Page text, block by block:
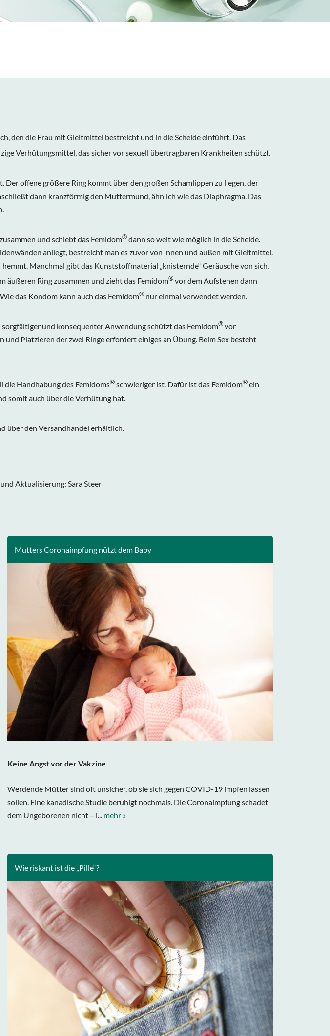
den die Frau mit Gleitmittel bestreicht und in die Scheide einführt. Das
Verhütungsmittel, das sicher vor sexuell übertragbaren Krankheiten schützt.
Der offene größere Ring kommt über den großen Schamlippen zu liegen, der
dann kranzförmig den Muttermund, ähnlich wie das Diaphragma. Das
und schiebt das Femidom®dann so weit wie möglich in die Scheide.
anliegt, bestreicht man es zuvor von innen und außen mit Gleitmittel.
Manchmal gibt das Kunststoffmaterial „knisternde“ Geräusche von sich,
äußeren Ring zusammen und zieht das Femidom®vor dem Aufstehen dann
das Kondom kann auch das Femidom® nur einmal verwendet werden.
und konsequenter Anwendung schützt das Femidom®vor
Platzieren der zwei Ringe erfordert einiges an Übung. Beim Sex besteht
die Handhabung des Femidoms®schwieriger ist. Dafür ist das Femidom®ein
somit auch über die Verhütung hat.
über den Versandhandel erhältlich.
Aktualisierung: Sara Steer
Mutters Coronaimpfung nützt dem Baby
Keine Angst vor der Vakzine
Werdende Mütter sind oft unsicher, ob sie sich gegen COVID-19 impfen lassen
sollen. Eine kanadische Studie beruhigt nochmals. Die Coronaimpfung schadet
dem Ungeborenen nicht – i... mehr »
Wie riskant ist die „Pille“?